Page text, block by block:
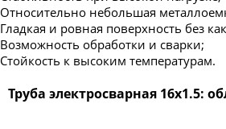
Относительно небольшая
Гладкая и ровная поверхность без
Возможность обработки и сварки;
Стойкость к высоким температурам.
Труба электросварная 16х1.5: